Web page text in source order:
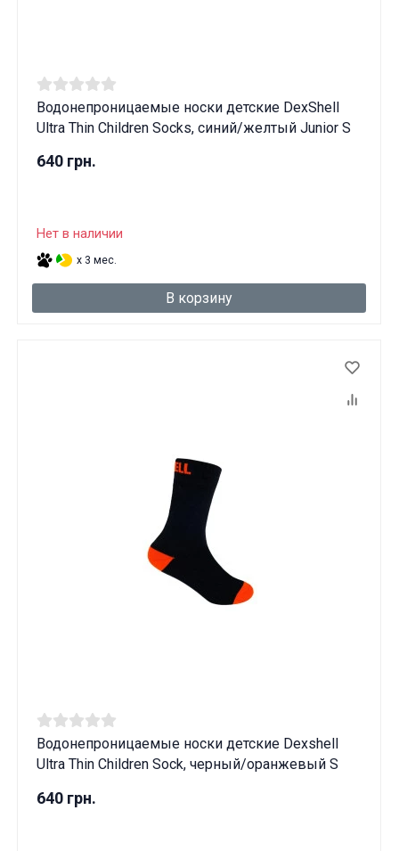
Водонепроницаемые носки детские DexShell
Ultra Thin Children Socks, синий/желтый Junior S
640 грн.
Нет в наличии
x 3 мес.
В корзину
Водонепроницаемые носки детские Dexshell
Ultra Thin Children Sock, черный/оранжевый S
640 грн.
ДА НЕТ